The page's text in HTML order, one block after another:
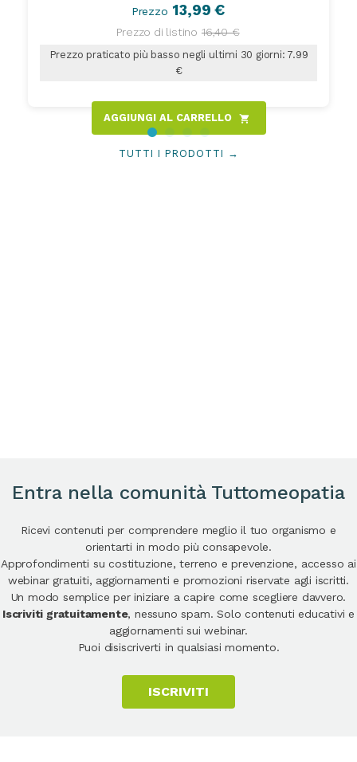
Prezzo 13,99 €
Prezzo di listino 16,40 €
Prezzo praticato più basso negli ultimi 30 giorni: 7.99
€
AGGIUNGI AL CARRELLO shopping_cart
TUTTI I PRODOTTI →
Entra nella comunità Tuttomeopatia
Ricevi contenuti per comprendere meglio il tuo organismo e
orientarti in modo più consapevole.
Approfondimenti su costituzione, terreno e prevenzione, accesso ai
webinar gratuiti, aggiornamenti e promozioni riservate agli iscritti.
Un modo semplice per iniziare a capire come scegliere davvero.
Iscriviti gratuitamente, nessuno spam. Solo contenuti educativi e
aggiornamenti sui webinar.
Puoi disiscriverti in qualsiasi momento.
ISCRIVITI